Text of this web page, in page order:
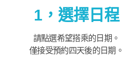
1，選擇日程
請點選希望搭乘的日期。
僅接受預約四天後的日期。